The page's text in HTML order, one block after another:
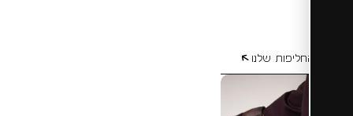
לכל סוגי החליפות שלנו